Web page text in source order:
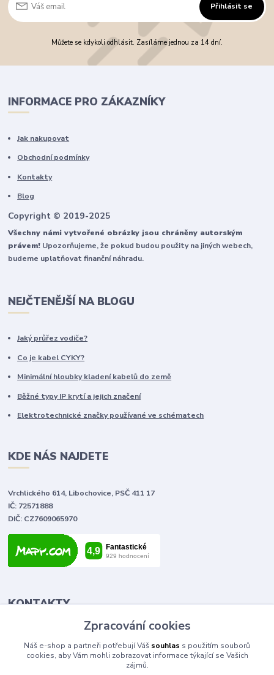
Přihlásit se
Můžete se kdykoli odhlásit. Zasíláme jednou za 14 dní.
INFORMACE PRO ZÁKAZNÍKY
Jak nakupovat
Obchodní podmínky
Kontakty
Blog
Copyright © 2019-2025
Všechny námi vytvořené obrázky jsou chráněny autorským
právem! Upozorňujeme, že pokud budou použity na jiných webech,
budeme uplatňovat finanční náhradu.
NEJČTENĚJŠÍ NA BLOGU
Jaký průřez vodiče?
Co je kabel CYKY?
Minimální hloubky kladení kabelů do země
Běžné typy IP krytí a jejich značení
Elektrotechnické značky používané ve schématech
KDE NÁS NAJDETE
Vrchlického 614, Libochovice, PSČ 411 17
IČ: 72571888
DIČ: CZ7609065970
KONTAKTY
Tomáš Vlček
+420 702 090 443
volejte od 9,00 - 20,00 hod
Zpracování cookies
Náš e-shop a partneři potřebují Váš souhlas s použitím souborů
cookies, aby Vám mohli zobrazovat informace týkající se Vašich
zájmů.